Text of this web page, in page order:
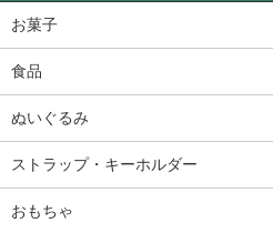
お菓子
食品
ぬいぐるみ
ストラップ・キーホルダー
おもちゃ